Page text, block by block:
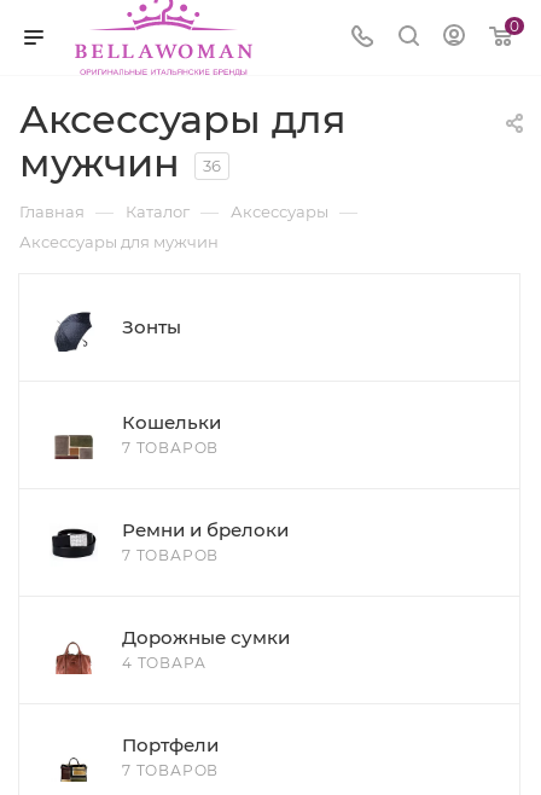
0
Аксессуары для
мужчин
36
Главная — Каталог — Аксессуары —
Аксессуары для мужчин
Зонты
Кошельки
7 ТОВАРОВ
Ремни и брелоки
7 ТОВАРОВ
Дорожные сумки
4 ТОВАРА
Портфели
7 ТОВАРОВ